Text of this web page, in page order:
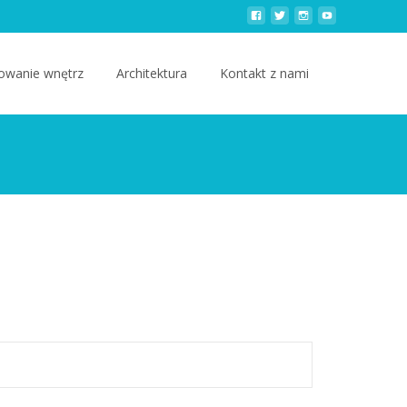
wnętrz Architektura Kontakt z nami